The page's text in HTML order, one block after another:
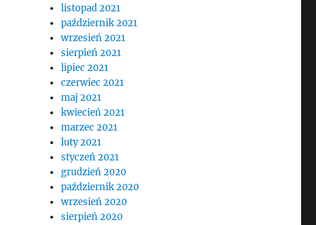
listopad 2021
październik 2021
wrzesień 2021
sierpień 2021
lipiec 2021
czerwiec 2021
maj 2021
kwiecień 2021
marzec 2021
luty 2021
styczeń 2021
grudzień 2020
październik 2020
wrzesień 2020
sierpień 2020